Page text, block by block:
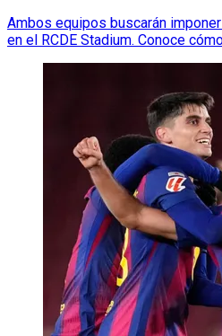
Ambos equipos buscarán
en el RCDE Stadium. Conoce